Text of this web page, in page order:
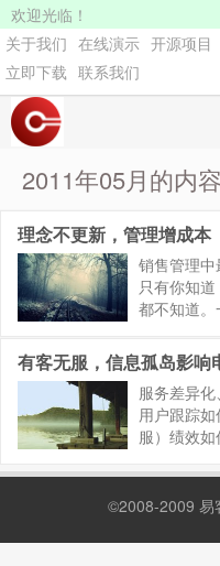
欢迎光临！
关于我们 在线演示 开源项目
立即下载 联系我们
2011年05月的内容
理念不更新，管理增成本
销售管理
只有你知
都不知道
断，麻烦
却都有借口
有客无服，信息孤岛影响
服务差异化
用户跟踪
服）绩效
的只能是
告，而数据
©2008-2009 易